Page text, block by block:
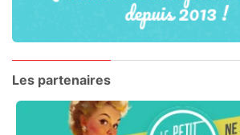
Les partenaires